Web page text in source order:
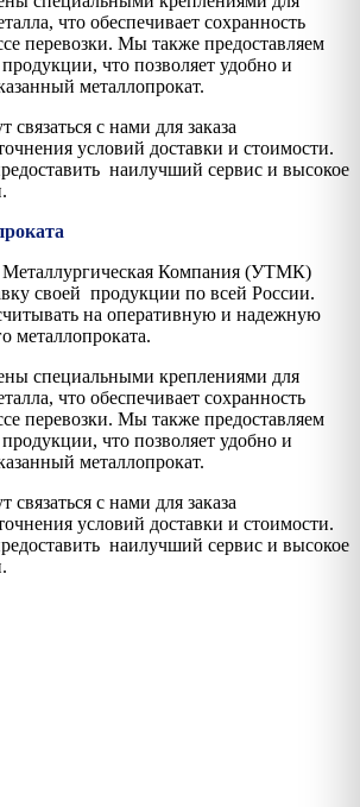
что обеспечивает сохранность
перевозки. Мы также предоставляем
что позволяет удобно и
металлопрокат.
с нами для заказа
условий доставки и стоимости.
наилучший сервис и высокое
Металлургическая Компания (УТМК)
своей продукции по всей России.
на оперативную и надежную
металлопроката.
специальными креплениями для
что обеспечивает сохранность
перевозки. Мы также предоставляем
что позволяет удобно и
металлопрокат.
с нами для заказа
условий доставки и стоимости.
наилучший сервис и высокое